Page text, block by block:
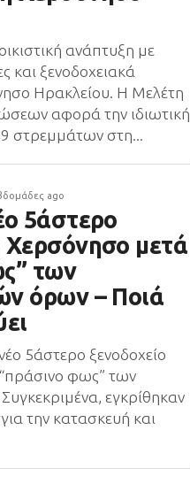
ανάπτυξη με
και ξενοδοχειακά
Ηρακλείου. Η Μελέτη
αφορά την ιδιωτική
στρεμμάτων στη...
ago
5άστερο
Χερσόνησο μετά
των
όρων – Ποιά
5άστερο ξενοδοχείο
φως” των
εγκρίθηκαν
την κατασκευή και